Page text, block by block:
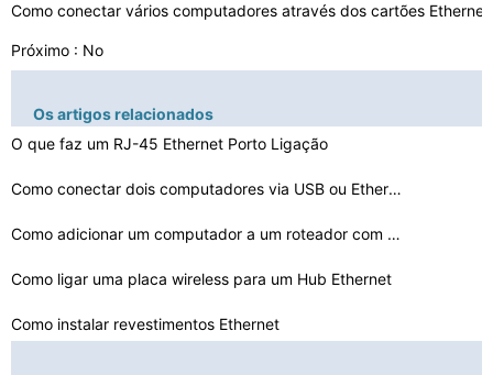
Como conectar vários computadores através dos cartões Ethernet
Próximo : No
Os artigos relacionados
O que faz um RJ-45 Ethernet Porto Ligação
Como conectar dois computadores via USB ou Ethernet
Como adicionar um computador a um roteador com Ethernet…
Como ligar uma placa wireless para um Hub Ethernet
Como instalar revestimentos Ethernet